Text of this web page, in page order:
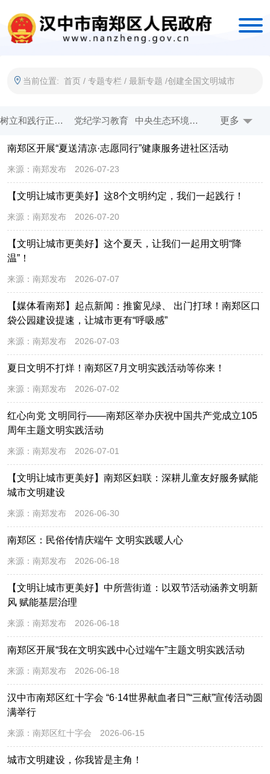
当前位置: 首页 / 专题专栏 / 最新专题 /创建全国文明城市
树立和践行正确政绩观 党纪学习教育 中央生态环境保护督察
一线工作日 创建全国文明城市 作风能力提升年
乡村振兴 网站年度报表
更多
南郑区开展“夏送清凉·志愿同行”健康服务进社区活动
来源： 南郑发布 2026-07-23
【文明让城市更美好】这8个文明约定，我们一起践行！
来源： 南郑发布 2026-07-20
【文明让城市更美好】这个夏天，让我们一起用文明“降
温”！
来源： 南郑发布 2026-07-07
【媒体看南郑】起点新闻：推窗见绿、 出门打球！南郑区口
袋公园建设提速，让城市更有“呼吸感”
来源： 南郑发布 2026-07-03
夏日文明不打烊！南郑区7月文明实践活动等你来！
来源： 南郑发布 2026-07-02
红心向党 文明同行——南郑区举办庆祝中国共产党成立105
周年主题文明实践活动
来源： 南郑发布 2026-07-01
【文明让城市更美好】南郑区妇联：深耕儿童友好服务赋能
城市文明建设
来源： 南郑发布 2026-06-30
南郑区：民俗传情庆端午 文明实践暖人心
来源： 南郑发布 2026-06-18
【文明让城市更美好】中所营街道：以双节活动涵养文明新
风 赋能基层治理
来源： 南郑发布 2026-06-18
南郑区开展“我在文明实践中心过端午”主题文明实践活动
来源： 南郑发布 2026-06-18
汉中市南郑区红十字会 “6·14世界献血者日”“三献”宣传活动圆
满举行
来源： 南郑区红十字会 2026-06-15
城市文明建设，你我皆是主角！